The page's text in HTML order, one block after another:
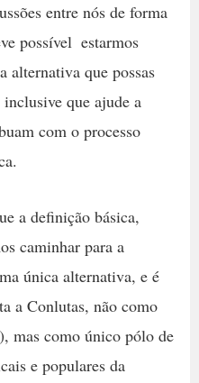
entre nós de forma
possível  estarmos
alternativa que possas
que ajude a
com o processo
a definição básica,
caminhar para a
única alternativa, e é
a Conlutas, não como
mas como único pólo de
e populares da